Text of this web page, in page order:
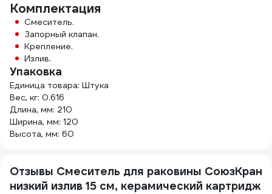
Комплектация
Смеситель.
Запорный клапан.
Крепление.
Излив.
Упаковка
Единица товара: Штука
Вес, кг: 0.616
Длина, мм: 210
Ширина, мм: 120
Высота, мм: 60
Отзывы Смеситель для раковины СоюзКран
низкий излив 15 см, керамический картридж